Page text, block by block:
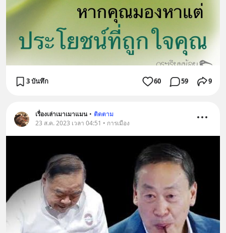
3 บันทึก 60 59 9
เรื่องเล่าเมาเมาแมน • ติดตาม
23 ส.ค. 2023 เวลา 04:51 • การเมือง